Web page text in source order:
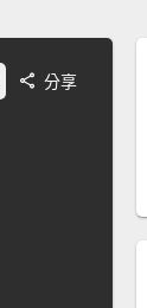
分享